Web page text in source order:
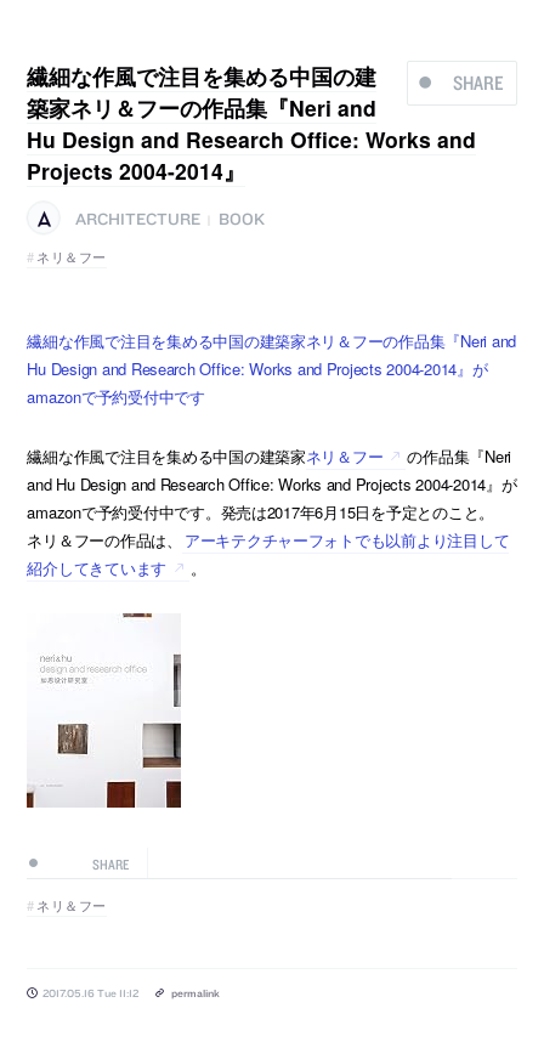
SHARE
繊細な作風で注目を集める中国の建
築家ネリ＆フーの作品集『Neri and
Hu Design and Research Office: Works and
Projects 2004-2014』
ARCHITECTURE
BOOK
ネリ＆フー
繊細な作風で注目を集める中国の建築家ネリ＆フーの作品集『Neri and
Hu Design and Research Office: Works and Projects 2004-2014』が
amazonで予約受付中です
繊細な作風で注目を集める中国の建築家ネリ＆フー
の作品集『Neri
and Hu Design and Research Office: Works and Projects 2004-2014』が
amazonで予約受付中です。発売は2017年6月15日を予定とのこと。
ネリ＆フーの作品は、
アーキテクチャーフォトでも以前より注目して
紹介してきています
。
SHARE
ネリ＆フー
2017.05.16 Tue 11:12 permalink